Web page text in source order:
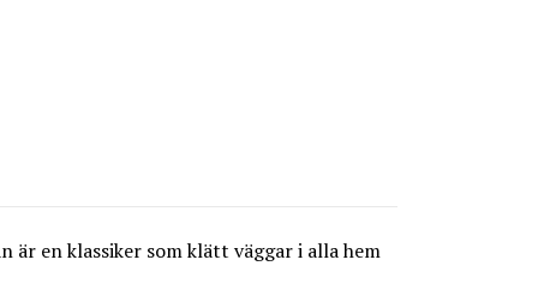
en klassiker som klätt väggar i alla hem